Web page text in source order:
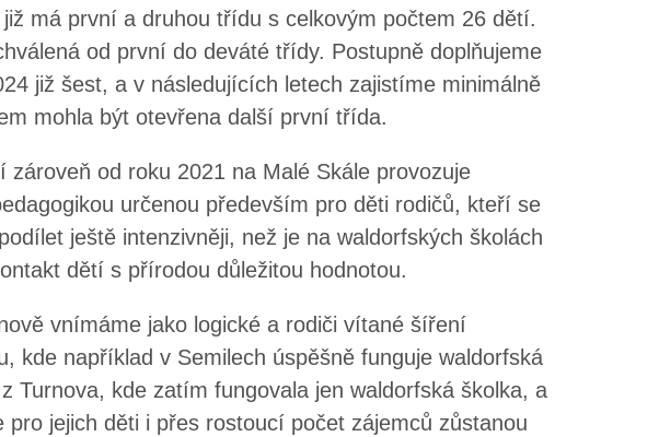
má první a druhou třídu s celkovým počtem 26 dětí.
od první do deváté třídy. Postupně doplňujeme
již šest, a v následujících letech zajistíme minimálně
mohla být otevřena další první třída.
zároveň od roku 2021 na Malé Skále provozuje
určenou především pro děti rodičů, kteří se
ještě intenzivněji, než je na waldorfských školách
dětí s přírodou důležitou hodnotou.
vnímáme jako logické a rodiči vítané šíření
kde například v Semilech úspěšně funguje waldorfská
Turnova, kde zatím fungovala jen waldorfská školka, a
jejich děti i přes rostoucí počet zájemců zůstanou